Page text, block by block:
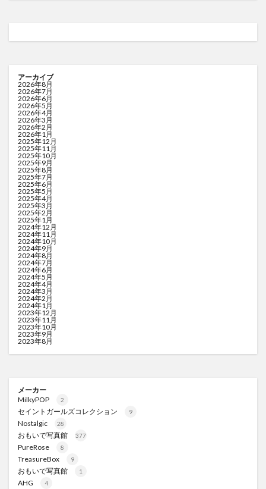
アーカイブ
2026年8月
2026年7月
2026年6月
2026年5月
2026年4月
2026年3月
2026年2月
2026年1月
2025年12月
2025年11月
2025年10月
2025年9月
2025年8月
2025年7月
2025年6月
2025年5月
2025年4月
2025年3月
2025年2月
2025年1月
2024年12月
2024年11月
2024年10月
2024年9月
2024年8月
2024年7月
2024年6月
2024年5月
2024年4月
2024年3月
2024年2月
2024年1月
2023年12月
2023年11月
2023年10月
2023年9月
2023年8月
メーカー
MilkyPOP
2
セイントガールズコレクション 9
Nostalgic 28
おもいで写真館 377
PureRose 8
TreasureBox 9
おもいで写真館 1
AHG 4